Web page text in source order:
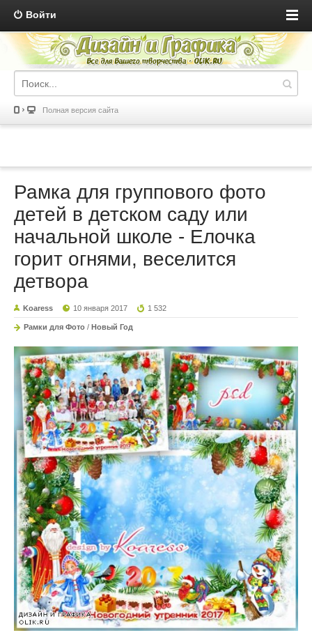
Войти
Полная версия сайта
Рамка для группового фото
детей в детском саду или
начальной школе - Елочка
горит огнями, веселится
детвора
Koaress 10 января 2017 1 532
Рамки для Фото / Новый Год